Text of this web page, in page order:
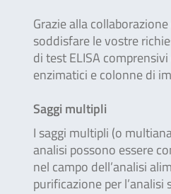
Grazie alla
soddisfare le vostre
di test ELISA
enzimatici e colonne di
Saggi multipli
I saggi multipli (o
analisi possono essere
nel campo dell’analisi
purificazione per